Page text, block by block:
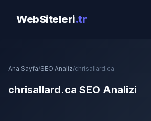
WebSiteleri.tr
Ana Sayfa/SEO Analiz/chrisallard.ca
chrisallard.ca SEO Analizi